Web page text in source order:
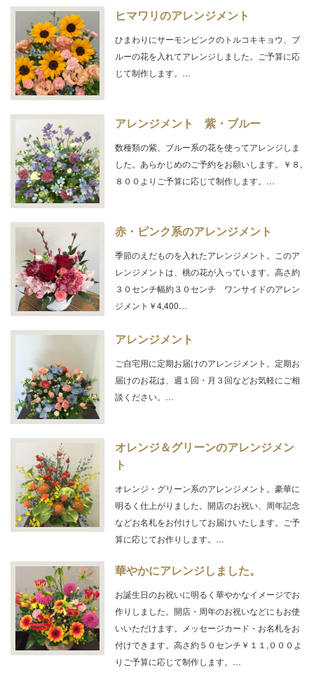
ヒマワリのアレンジメント
ひまわりにサーモンピンクのトルコキキョウ、ブ
ルーの花を入れてアレンジしました。ご予算に応
じて制作します。…
アレンジメント 紫・ブルー
数種類の紫、ブルー系の花を使ってアレンジしま
した。あらかじめのご予約をお願いします。￥８,
８００よりご予算に応じて制作します。…
赤・ピンク系のアレンジメント
季節のえだものを入れたアレンジメント。このア
レンジメントは、桃の花が入っています。高さ約
３０センチ幅約３０センチ ワンサイドのアレン
ジメント￥4,400…
アレンジメント
ご自宅用に定期お届けのアレンジメント。定期お
届けのお花は、週１回・月３回などお気軽にご相
談ください。…
オレンジ＆グリーンのアレンジメン
ト
オレンジ・グリーン系のアレンジメント。豪華に
明るく仕上がりました。開店のお祝い、周年記念
などお名札をお付けしてお届けいたします。ご予
算に応じてお作りします。…
華やかにアレンジしました。
お誕生日のお祝いに明るく華やかなイメージでお
作りしました。開店・周年のお祝いなどにもお使
いいただけます。メッセージカード・お名札をお
付けできます。高さ約５０センチ￥１１,０００よ
りご予算に応じて制作します。…